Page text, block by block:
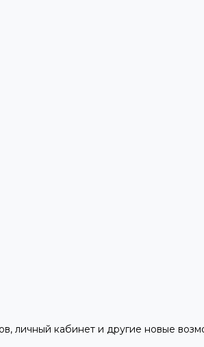
личный кабинет и другие новые